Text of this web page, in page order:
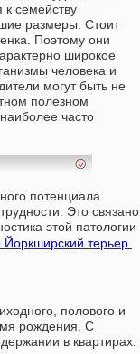
к семейству
размеры. Стоит
Поэтому они
широкое
человека и
могут быть не
полезном
часто
потенциала
Это связано
этой патологии
Йоркширский терьер
полового и
рождения. С
в квартирах.